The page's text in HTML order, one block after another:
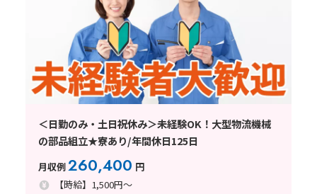
＜日勤のみ・土日祝休み＞未経験OK！大型物流機械
の部品組立★寮あり/年間休日125日
月収例260,400 円
【時給】1,500円～